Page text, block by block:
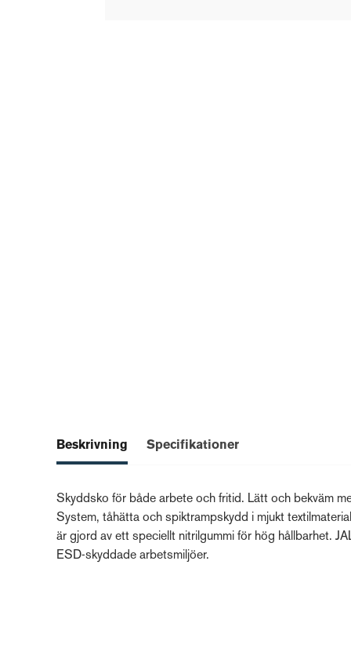
Beskrivning Specifikationer
Skyddsko för både arbete och fritid. Lätt och bekväm
System, tåhätta och spiktrampskydd i mjukt
är gjord av ett speciellt nitrilgummi för hög hållbarhet.
ESD-skyddade arbetsmiljöer.